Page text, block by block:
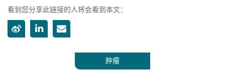
看到您分享此链接的人将会看到本文：
肿瘤